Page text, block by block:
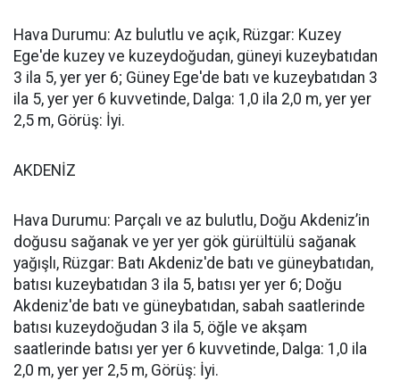
Hava Durumu: Az bulutlu ve açık, Rüzgar: Kuzey
Ege'de kuzey ve kuzeydoğudan, güneyi kuzeybatıdan
3 ila 5, yer yer 6; Güney Ege'de batı ve kuzeybatıdan 3
ila 5, yer yer 6 kuvvetinde, Dalga: 1,0 ila 2,0 m, yer yer
2,5 m, Görüş: İyi.
AKDENİZ
Hava Durumu: Parçalı ve az bulutlu, Doğu Akdeniz’in
doğusu sağanak ve yer yer gök gürültülü sağanak
yağışlı, Rüzgar: Batı Akdeniz'de batı ve güneybatıdan,
batısı kuzeybatıdan 3 ila 5, batısı yer yer 6; Doğu
Akdeniz'de batı ve güneybatıdan, sabah saatlerinde
batısı kuzeydoğudan 3 ila 5, öğle ve akşam
saatlerinde batısı yer yer 6 kuvvetinde, Dalga: 1,0 ila
2,0 m, yer yer 2,5 m, Görüş: İyi.